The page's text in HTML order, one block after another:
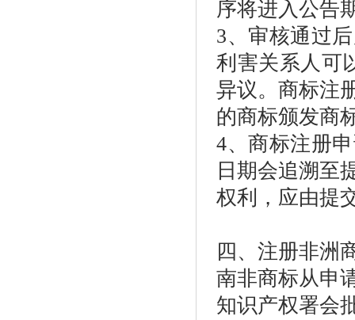
序将进入公告
3、审核通过
利害关系人可
异议。商标注
的商标颁发商
4、商标注册
日期会追溯至
权利，应由提
四、注册非洲
南非商标从申
知识产权署会